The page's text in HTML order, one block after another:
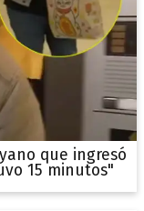
que ingresó
15 minutos"